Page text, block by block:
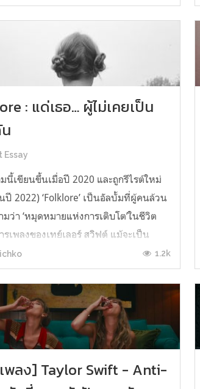
มเหมือนกันไปหม...
: แด่เธอ… ผู้ไม่เคยเป็น
Essay
นี้เขียนขึ้นเมื่อปี 2020 และถูกรีไรต์ใหม่
ปี 2022) ‘Folklore’ เป็นอัลบั้มที่ผู้คนล้วน
ว่า ‘หมุดหมายแห่งการเติบโต’ในชีวิต
รเพลงของเทย์เลอร์ สวิฟต์ แม้จะเป็น
ส์อัลบั้มที่ทำขึ้นระหว่างช่วงกักตัวใน
ณ์โควิด-19 แต่บทเพลงในอัลบั้มนี้กลับ
ห้วงคำนึงถึงชีวิตใ...
1.2k
พลง] Taylor Swift - Anti-